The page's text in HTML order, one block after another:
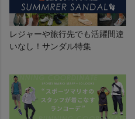
レジャーや旅行先でも活躍間違
いなし！サンダル特集